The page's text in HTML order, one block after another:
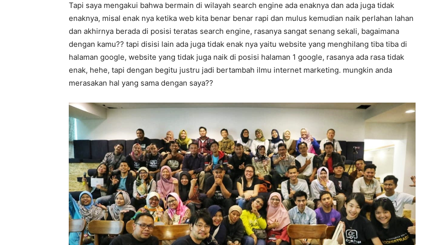
Tapi saya mengakui bahwa bermain di wilayah search engine ada enaknya dan ada juga tidak
enaknya, misal enak nya ketika web kita benar benar rapi dan mulus kemudian naik perlahan lahan
dan akhirnya berada di posisi teratas search engine, rasanya sangat senang sekali, bagaimana
dengan kamu?? tapi disisi lain ada juga tidak enak nya yaitu website yang menghilang tiba tiba di
halaman google, website yang tidak juga naik di posisi halaman 1 google, rasanya ada rasa tidak
enak, hehe, tapi dengan begitu justru jadi bertambah ilmu internet marketing. mungkin anda
merasakan hal yang sama dengan saya??